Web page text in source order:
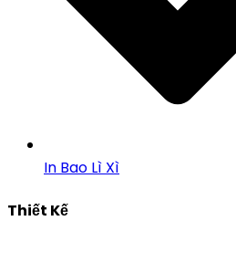
In Bao Lì Xì
Thiết Kế